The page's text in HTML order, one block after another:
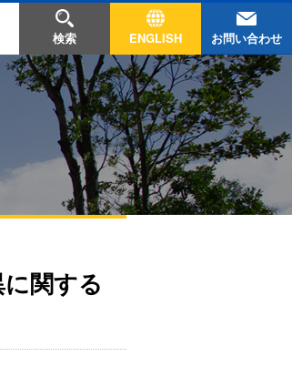
検索 ENGLISH お問い合わせ
関する